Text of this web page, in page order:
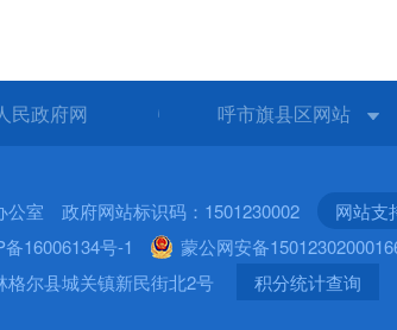
民政府网 呼市旗县区网站
公室 政府网站标识码：1501230002
网站支
16006134号-1
蒙公网安备
格尔县城关镇新民街北2号
积分统计查询